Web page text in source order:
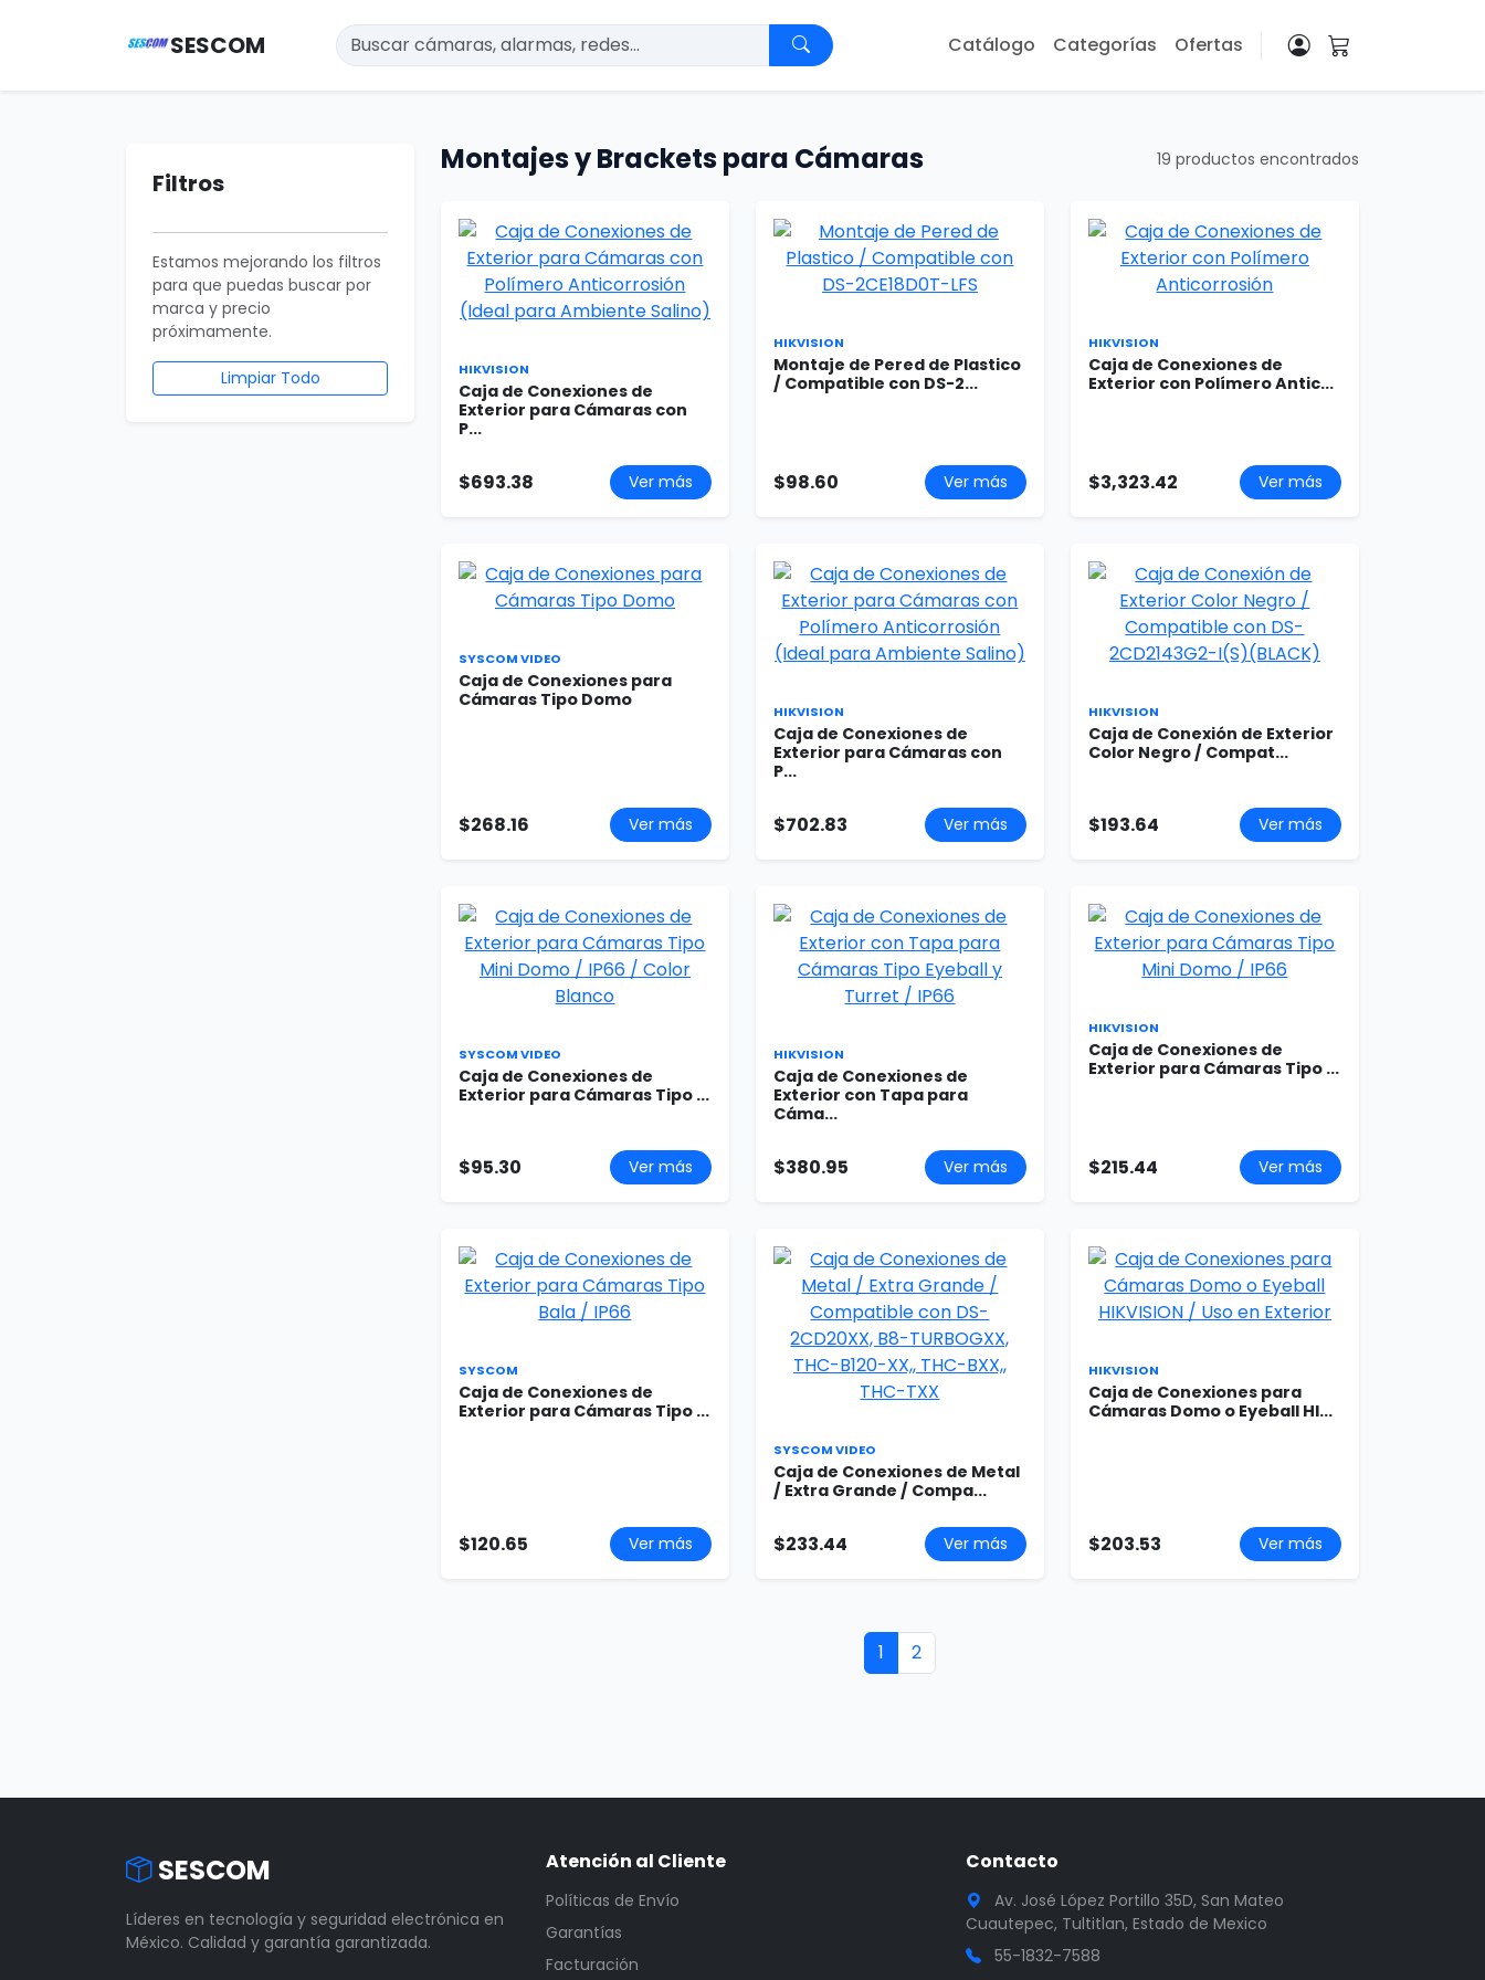
SESCOM Catálogo Categorías Ofertas
Filtros
Estamos mejorando los filtros
para que puedas buscar por
marca y precio
próximamente.
Limpiar Todo
Montajes y Brackets para Cámaras 19 productos encontrados
HIKVISION
Caja de Conexiones de
Exterior para Cámaras con
P...
$693.38 Ver más
HIKVISION
Montaje de Pered de Plastico
/ Compatible con DS-2...
$98.60 Ver más
HIKVISION
Caja de Conexiones de
Exterior con Polímero Antic...
$3,323.42 Ver más
SYSCOM VIDEO
Caja de Conexiones para
Cámaras Tipo Domo
$268.16 Ver más
HIKVISION
Caja de Conexiones de
Exterior para Cámaras con
P...
$702.83 Ver más
HIKVISION
Caja de Conexión de Exterior
Color Negro / Compat...
$193.64 Ver más
SYSCOM VIDEO
Caja de Conexiones de
Exterior para Cámaras Tipo ...
$95.30 Ver más
HIKVISION
Caja de Conexiones de
Exterior con Tapa para
Cáma...
$380.95 Ver más
HIKVISION
Caja de Conexiones de
Exterior para Cámaras Tipo ...
$215.44 Ver más
SYSCOM
Caja de Conexiones de
Exterior para Cámaras Tipo ...
$120.65 Ver más
SYSCOM VIDEO
Caja de Conexiones de Metal
/ Extra Grande / Compa...
$233.44 Ver más
HIKVISION
Caja de Conexiones para
Cámaras Domo o Eyeball HI...
$203.53 Ver más
1 2
SESCOM
Líderes en tecnología y seguridad electrónica en
México. Calidad y garantía garantizada.
Atención al Cliente
Políticas de Envío
Garantías
Facturación
Contacto
Av. José López Portillo 35D, San Mateo
Cuautepec, Tultitlan, Estado de Mexico
55-1832-7588